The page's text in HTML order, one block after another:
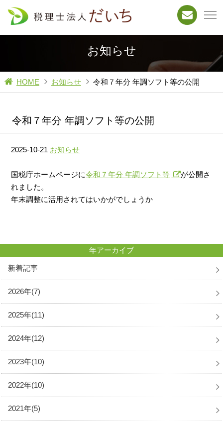
お知らせ
HOME お知らせ 令和７年分 年調ソフト等の公開
令和７年分 年調ソフト等の公開
2025-10-21 お知らせ
国税庁ホームページに令和７年分 年調ソフト等
が公開さ
れました。
年末調整に活用されてはいかがでしょうか
年アーカイブ
新着記事
2026年(7)
2025年(11)
2024年(12)
2023年(10)
2022年(10)
2021年(5)